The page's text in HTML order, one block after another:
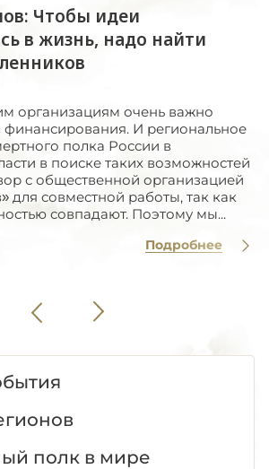
Чтобы идеи
в жизнь, надо найти
организациям очень важно
финансирования. И региональное
полка России в
в поиске таких возможностей
с общественной организацией
для совместной работы, так как
совпадают. Поэтому мы...
Подробнее
полк в мире